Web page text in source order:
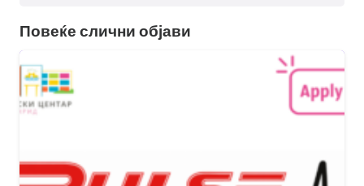
Повеќе слични објави